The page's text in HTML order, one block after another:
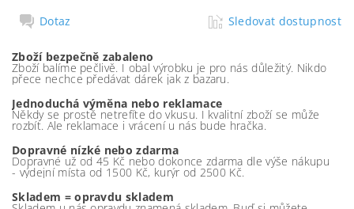
Dotaz Sledovat dostupnost
Zboží bezpečně zabaleno
Zboží balíme pečlivě. I obal výrobku je pro nás důležitý. Nikdo
přece nechce předávat dárek jak z bazaru.
Jednoduchá výměna nebo reklamace
Někdy se prostě netrefíte do vkusu. I kvalitní zboží se může
rozbít. Ale reklamace i vrácení u nás bude hračka.
Dopravné nízké nebo zdarma
Dopravné už od 45 Kč nebo dokonce zdarma dle výše nákupu
- výdejní místa od 1500 Kč, kurýr od 2500 Kč.
Skladem = opravdu skladem